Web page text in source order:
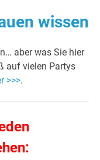
wissen
aber was Sie hier
auf vielen Partys
>>>.